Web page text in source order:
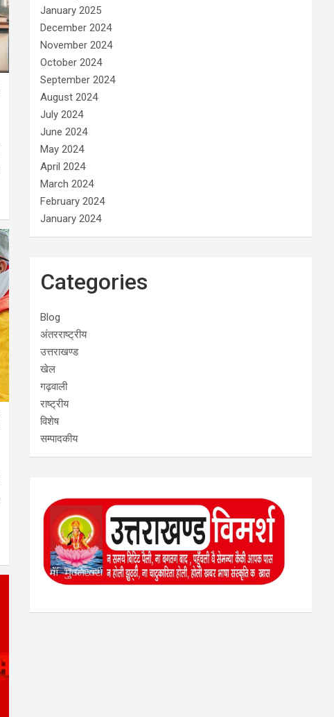
January 2025
December 2024
November 2024
October 2024
September 2024
August 2024
July 2024
June 2024
May 2024
April 2024
March 2024
February 2024
January 2024
Categories
Blog
अंतरराष्ट्रीय
उत्तराखण्ड
खेल
गढ़वाली
राष्ट्रीय
विशेष
सम्पादकीय